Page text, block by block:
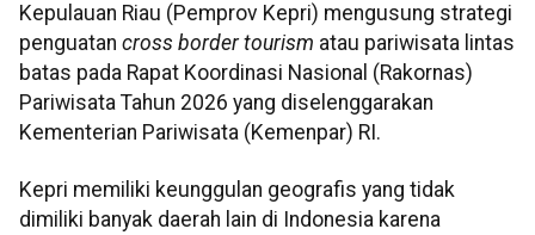
Kepulauan Riau (Pemprov Kepri) mengusung strategi
penguatan cross border tourism atau pariwisata lintas
batas pada Rapat Koordinasi Nasional (Rakornas)
Pariwisata Tahun 2026 yang diselenggarakan
Kementerian Pariwisata (Kemenpar) RI.
Kepri memiliki keunggulan geografis yang tidak
dimiliki banyak daerah lain di Indonesia karena